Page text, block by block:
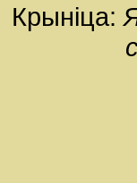
Крыніца: